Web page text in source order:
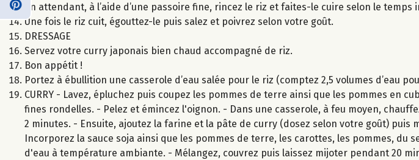
En attendant, à l’aide d’une passoire fine, rincez le riz et faites-le cuire selon le temps
Une fois le riz cuit, égouttez-le puis salez et poivrez selon votre goût.
DRESSAGE
Servez votre curry japonais bien chaud accompagné de riz.
Bon appétit !
Portez à ébullition une casserole d’eau salée pour le riz (comptez 2,5 volumes d’eau
CURRY - Lavez, épluchez puis coupez les pommes de terre ainsi que les pommes en
fines rondelles. - Pelez et émincez l'oignon. - Dans une casserole, à feu moyen,
2 minutes. - Ensuite, ajoutez la farine et la pâte de curry (dosez selon votre goût) puis
Incorporez la sauce soja ainsi que les pommes de terre, les carottes, les pommes, du
d'eau à température ambiante. - Mélangez, couvrez puis laissez mijoter pendant 20